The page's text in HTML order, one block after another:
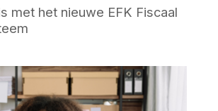
met het nieuwe EFK Fiscaal